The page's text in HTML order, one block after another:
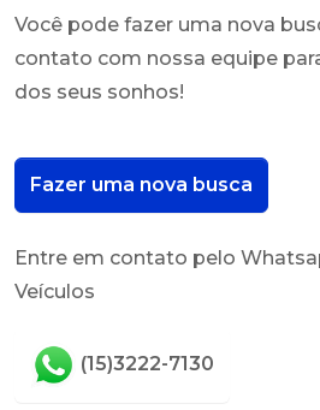
Você pode fazer uma nova
contato com nossa equipe
dos seus sonhos!
Fazer uma nova busca
Entre em contato pelo
Veículos
(15)3222-7130